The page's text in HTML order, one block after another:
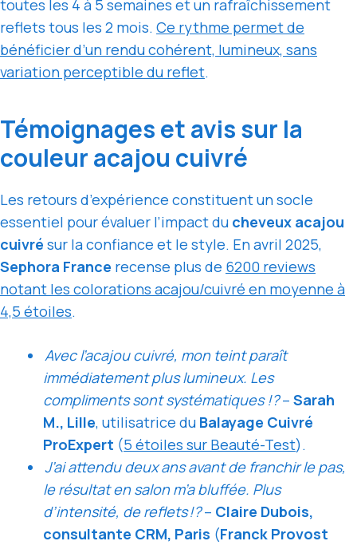
toutes les 4 à 5 semaines et un rafraîchissement
reflets tous les 2 mois. Ce rythme permet de
bénéficier d’un rendu cohérent, lumineux, sans
variation perceptible du reflet.
Témoignages et avis sur la
couleur acajou cuivré
Les retours d’expérience constituent un socle
essentiel pour évaluer l’impact du cheveux acajou
cuivré sur la confiance et le style. En avril 2025,
Sephora France recense plus de 6200 reviews
notant les colorations acajou/cuivré en moyenne à
4,5 étoiles.
Avec l’acajou cuivré, mon teint paraît
immédiatement plus lumineux. Les
compliments sont systématiques !?– Sarah
M., Lille, utilisatrice du Balayage Cuivré
ProExpert (5 étoiles sur Beauté-Test).
J’ai attendu deux ans avant de franchir le pas,
le résultat en salon m’a bluffée. Plus
d’intensité, de reflets !?– Claire Dubois,
consultante CRM, Paris (Franck Provost